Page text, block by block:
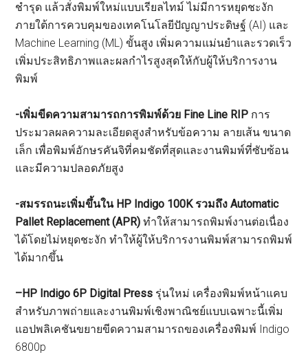
ชำรุด แล้วสั่งพิมพ์ใหม่แบบเรียลไทม์ ไม่มีการหยุดชะงัก
ภายใต้การควบคุมของเทคโนโลยีปัญญาประดิษฐ์ (AI) และ
Machine Learning (ML) ขั้นสูง เพิ่มความแม่นยำและรวดเร็ว
เพิ่มประสิทธิภาพและผลกำไรสูงสุดให้กับผู้ให้บริการงาน
พิมพ์
-เพิ่มขีดความสามารถการพิมพ์ด้วย Fine Line RIP การ
ประมวลผลความละเอียดสูงสำหรับข้อความ ลายเส้น ขนาด
เล็ก เพื่อพิมพ์อักษรคันจิที่คมชัดที่สุดและงานพิมพ์ที่ซับซ้อน
และมีความปลอดภัยสูง
-สมรรถนะเพิ่มขึ้นใน HP Indigo 100K รวมถึง Automatic
Pallet Replacement (APR) ทำให้สามารถพิมพ์งานต่อเนื่อง
ได้โดยไม่หยุดชะงัก ทำให้ผู้ให้บริการงานพิมพ์สามารถพิมพ์
ได้มากขึ้น
–HP Indigo 6P Digital Press รุ่นใหม่ เครื่องพิมพ์หน้าแคบ
สำหรับภาพถ่ายและงานพิมพ์เชิงพาณิชย์แบบเฉพาะนี้เพิ่ม
แอปพลิเคชันขยายขีดความสามารถของเครื่องพิมพ์ Indigo
6800p